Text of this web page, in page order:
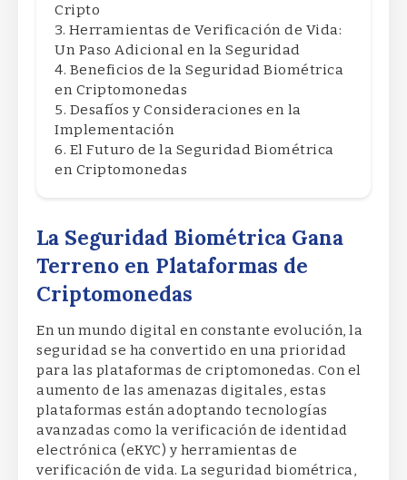
Cripto
Herramientas de Verificación de Vida:
Un Paso Adicional en la Seguridad
Beneficios de la Seguridad Biométrica
en Criptomonedas
Desafíos y Consideraciones en la
Implementación
El Futuro de la Seguridad Biométrica
en Criptomonedas
La Seguridad Biométrica Gana
Terreno en Plataformas de
Criptomonedas
En un mundo digital en constante evolución, la
seguridad se ha convertido en una prioridad
para las plataformas de criptomonedas. Con el
aumento de las amenazas digitales, estas
plataformas están adoptando tecnologías
avanzadas como la verificación de identidad
electrónica (eKYC) y herramientas de
verificación de vida. La seguridad biométrica,